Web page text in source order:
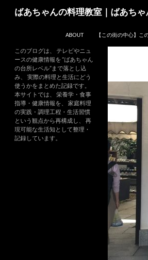
ばあちゃんの料理教室｜ばあち
ABOUT 【この街の中心】こ
このブログは、 テレビやニュ
ースの健康情報を “ばあちゃん
の台所レベル”まで落とし込
み、 実際の料理と生活にどう
使うかをまとめた記録です。
本サイトでは、 栄養学・食事
指導・健康情報を、 家庭料理
の実践・調理工程・生活習慣
という観点から再構成し、 再
現可能な生活知として整理・
記録しています。